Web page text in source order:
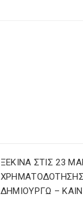
ΞΕΚΙΝΑ ΣΤΙΣ 23
ΔΗΜΙΟΥΡΓΩ –